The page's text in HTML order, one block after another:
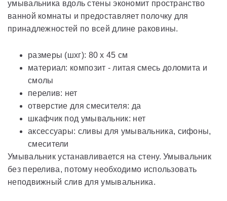
умывальника вдоль стены экономит пространство
ванной комнаты и предоставляет полочку для
принадлежностей по всей длине раковины.
размеры (шxг): 80 x 45 см
материал: композит - литая смесь доломита и
смолы
перелив: нет
отверстие для смесителя: да
шкафчик под умывальник: нет
аксессуары: сливы для умывальника, сифоны,
смесители
Умывальник устанавливается на стену. Умывальник
без перелива, потому необходимо использовать
неподвижный слив для умывальника.